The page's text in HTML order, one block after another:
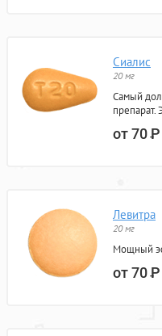
Сиалис
20 мг
Самый
препарат.
от 70Р
Левитра
20 мг
Мощный
от 70Р